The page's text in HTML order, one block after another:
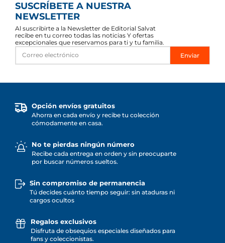
SUSCRÍBETE A NUESTRA
NEWSLETTER
Al suscribirte a la Newsletter de Editorial Salvat
recibe en tu correo todas las noticias Y ofertas
excepcionales que reservamos para ti y tu familia.
Enviar
Opción envíos gratuitos
Ahorra en cada envío y recibe tu colección
cómodamente en casa.
No te pierdas ningún número
Recibe cada entrega en orden y sin preocuparte
por buscar números sueltos.
Sin compromiso de permanencia
Tú decides cuánto tiempo seguir: sin ataduras ni
cargos ocultos
Regalos exclusivos
Disfruta de obsequios especiales diseñados para
fans y coleccionistas.